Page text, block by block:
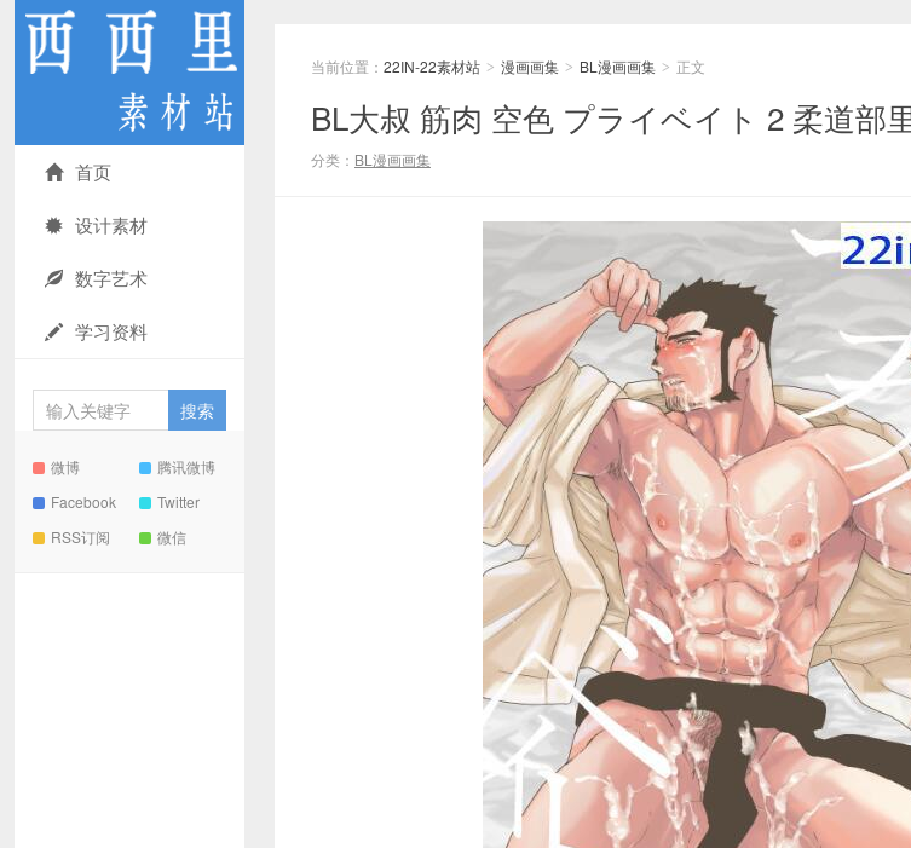
首页
设计素材
数字艺术
学习资料
微博
腾讯微博
Facebook
Twitter
RSS订阅
微信
当前位置： 22IN-22素材站 > 漫画画集 > BL漫画画集 > 正文
BL大叔 筋肉 空色 プライベイト 2 柔道部
分类： BL漫画画集